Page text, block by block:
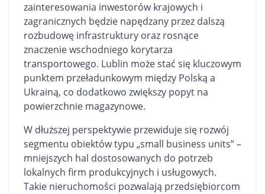
zainteresowania inwestorów krajowych i
zagranicznych będzie napędzany przez dalszą
rozbudowę infrastruktury oraz rosnące
znaczenie wschodniego korytarza
transportowego. Lublin może stać się kluczowym
punktem przeładunkowym między Polską a
Ukrainą, co dodatkowo zwiększy popyt na
powierzchnie magazynowe.
W dłuższej perspektywie przewiduje się rozwój
segmentu obiektów typu „small business units” –
mniejszych hal dostosowanych do potrzeb
lokalnych firm produkcyjnych i usługowych.
Takie nieruchomości pozwalają przedsiębiorcom